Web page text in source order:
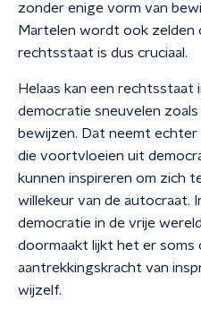
zonder enige vorm van
Martelen wordt ook zelden
rechtsstaat is dus cruciaal.
Helaas kan een rechtsstaat
democratie sneuvelen
bewijzen. Dat neemt
die voortvloeien uit
kunnen inspireren om zich
willekeur van de autocraat.
democratie in de vrije
doormaakt lijkt het er soms
aantrekkingskracht van
wijzelf.